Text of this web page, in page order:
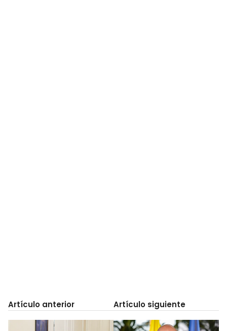
Artículo anterior Artículo siguiente